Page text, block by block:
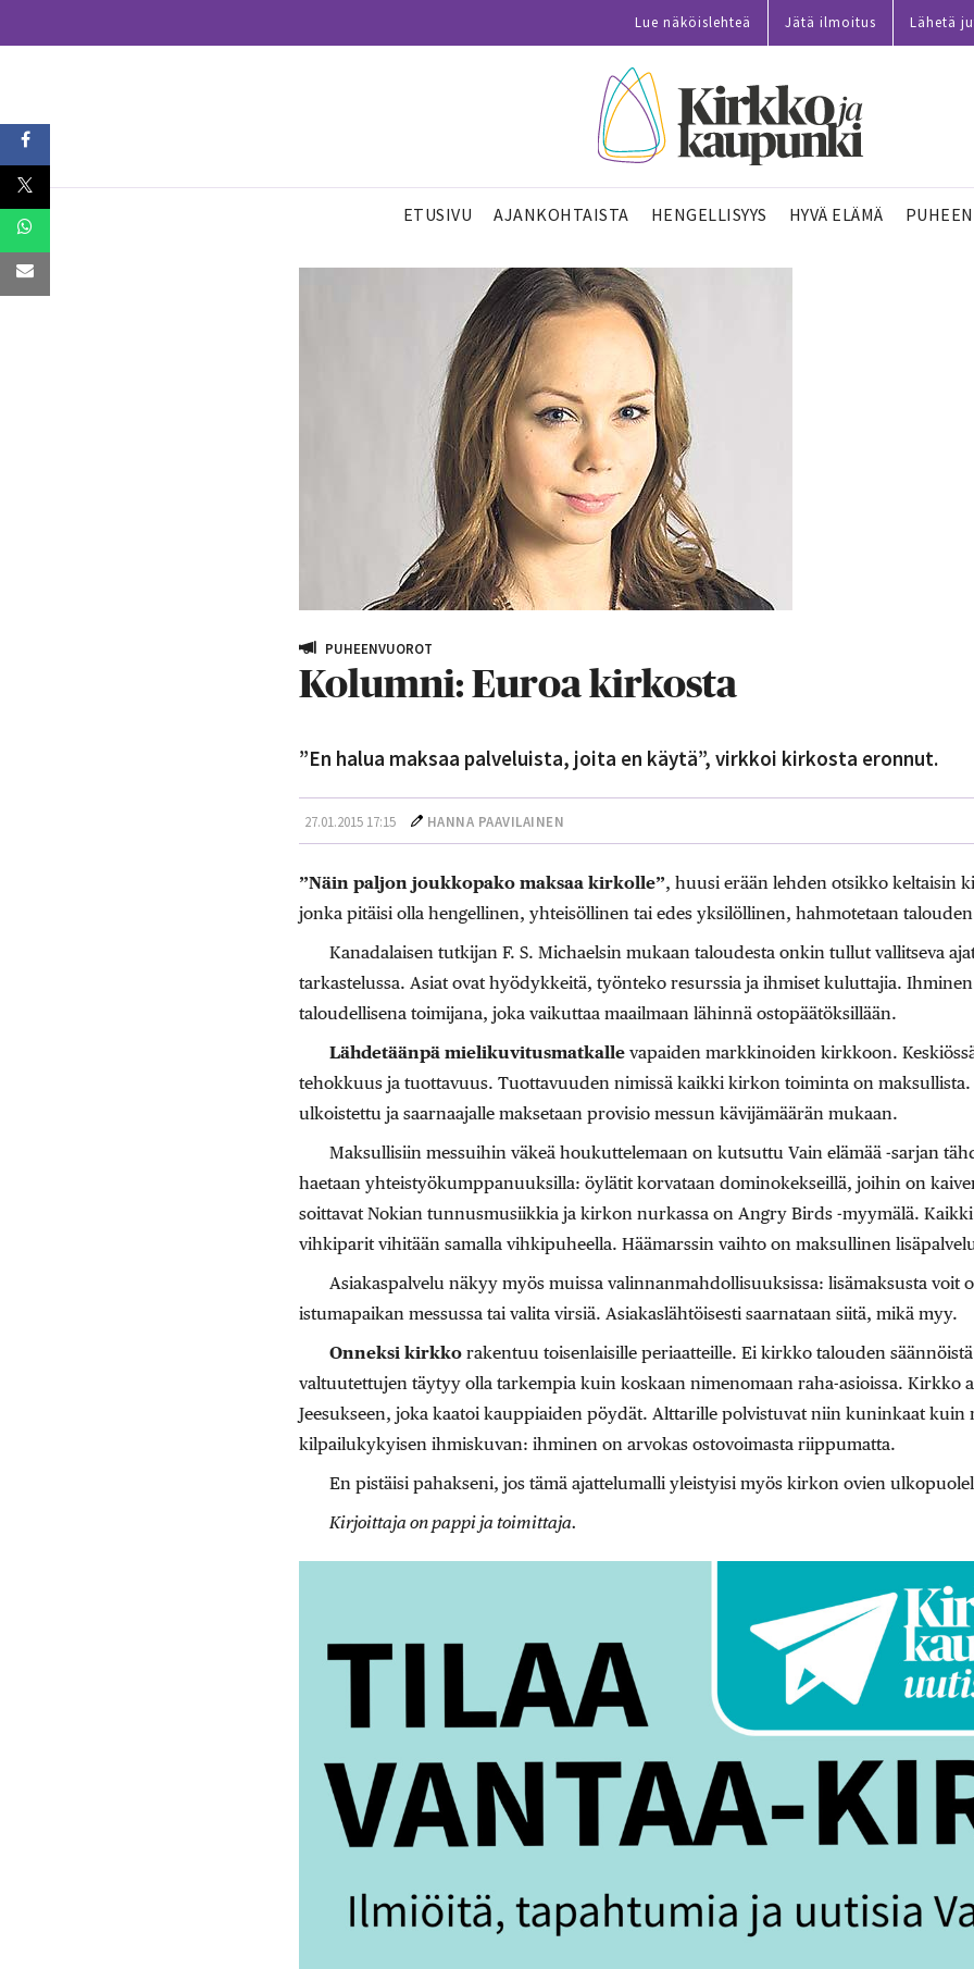
Lue näköislehteä Jätä ilmoitus Lähetä
ETUSIVU AJANKOHTAISTA HENGELLISYYS HYVÄ ELÄMÄ
PUHEENVUOROT
Kolumni: Euroa kirkosta
”En halua maksaa palveluista, joita en käytä”, virkkoi kirkosta eronnut.
27.01.2015 17:15 HANNA PAAVILAINEN
”Näin paljon joukkopako maksaa kirkolle”, huusi erään lehden otsikko keltaisin
jonka pitäisi olla hengellinen, yhteisöllinen tai edes yksilöllinen, hahmotetaan
Kanadalaisen tutkijan F. S. Michaelsin mukaan taloudesta onkin tullut vallitseva
tarkastelussa. Asiat ovat hyödykkeitä, työnteko resurssia ja ihmiset kuluttajia.
taloudellisena toimijana, joka vaikuttaa maailmaan lähinnä ostopäätöksillään.
Lähdetäänpä mielikuvitusmatkallevapaiden markkinoiden kirkkoon.
tehokkuus ja tuottavuus. Tuottavuuden nimissä kaikki kirkon toiminta on
ulkoistettu ja saarnaajalle maksetaan provisio messun kävijämäärän mukaan.
Maksullisiin messuihin väkeä houkuttelemaan on kutsuttu Vain elämää -sarjan
haetaan yhteistyökumppanuuksilla: öylätit korvataan dominokekseillä, joihin on
soittavat Nokian tunnusmusiikkia ja kirkon nurkassa on Angry Birds -myymälä.
vihkiparit vihitään samalla vihkipuheella. Häämarssin vaihto on maksullinen
Asiakaspalvelu näkyy myös muissa valinnanmahdollisuuksissa: lisämaksusta voit
istumapaikan messussa tai valita virsiä. Asiakaslähtöisesti saarnataan siitä, mikä myy.
Onneksi kirkkorakentuu toisenlaisille periaatteille. Ei kirkko talouden
valtuutettujen täytyy olla tarkempia kuin koskaan nimenomaan raha-asioissa. Kirkko
Jeesukseen, joka kaatoi kauppiaiden pöydät. Alttarille polvistuvat niin kuninkaat
kilpailukykyisen ihmiskuvan: ihminen on arvokas ostovoimasta riippumatta.
En pistäisi pahakseni, jos tämä ajattelumalli yleistyisi myös kirkon ovien
Kirjoittaja on pappi ja toimittaja.